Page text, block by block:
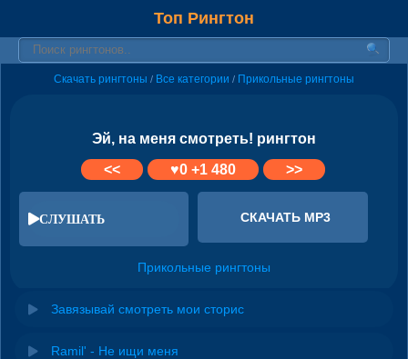
Топ Рингтон
Скачать рингтоны / Все категории / Прикольные рингтоны
Эй, на меня смотреть! рингтон
<<
♥0 +1 480 >>
СЛУШАТЬ СКАЧАТЬ MP3
Прикольные рингтоны
Завязывай смотреть мои сторис
Ramil' - Не ищи меня